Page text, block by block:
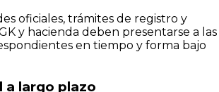
oficiales, trámites de registro y
y hacienda deben presentarse a las
en tiempo y forma bajo
a largo plazo